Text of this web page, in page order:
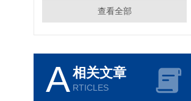
查看全部
A相关文章
RTICLES